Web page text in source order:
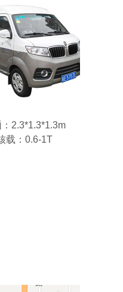
2.3*1.3*1.3m
载：0.6-1T